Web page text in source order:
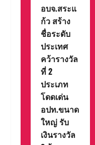
อบจ.สระแ
ก้ว สร้าง
ชื่อระดับ
ประเทศ
คว้ารางวัล
ที่ 2
ประเภท
โดดเด่น
อปท.ขนาด
ใหญ่ รับ
เงินรางวัล